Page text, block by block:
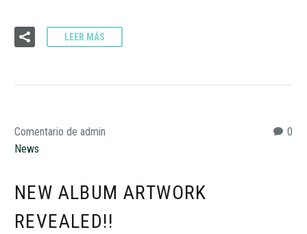
LEER MÁS
0
Comentario de admin
News
NEW ALBUM ARTWORK
REVEALED!!